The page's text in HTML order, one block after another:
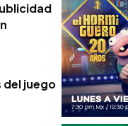
del juego